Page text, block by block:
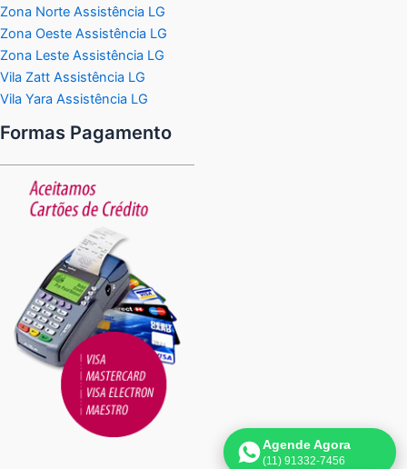
Zona Norte Assistência LG
Zona Oeste Assistência LG
Zona Leste Assistência LG
Vila Zatt Assistência LG
Vila Yara Assistência LG
Formas Pagamento
Agende Agora
(11) 91332-7456